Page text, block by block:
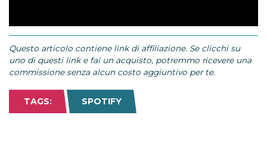
Questo articolo contiene link di affiliazione. Se clicchi su
uno di questi link e fai un acquisto, potremmo ricevere una
commissione senza alcun costo aggiuntivo per te.
TAGS: SPOTIFY